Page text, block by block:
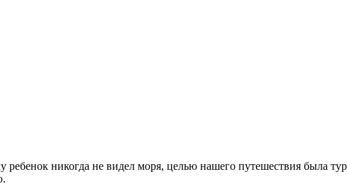
никогда не видел моря, целью нашего путешествия была